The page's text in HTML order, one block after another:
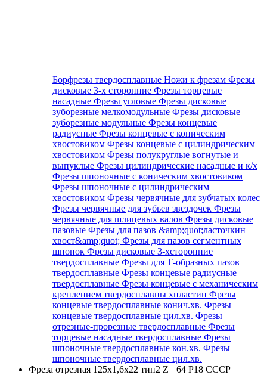
Борфрезы твердосплавные Ножи к фрезам Фрезы
дисковые 3-х сторонние Фрезы торцевые
насадные Фрезы угловые Фрезы дисковые
зуборезные мелкомодульные Фрезы дисковые
зуборезные модульные Фрезы концевые
радиусные Фрезы концевые с коническим
хвостовиком Фрезы концевые с цилиндрическим
хвостовиком Фрезы полукруглые вогнутые и
выпуклые Фрезы цилиндрические насадные и к/х
Фрезы шпоночные с коническим хвостовиком
Фрезы шпоночные с цилиндрическим
хвостовиком Фрезы червячные для зубчатых колес
Фрезы червячные для зубьев звездочек Фрезы
червячные для шлицевых валов Фрезы дисковые
пазовые Фрезы для пазов &amp;quot;ласточкин
хвост&amp;quot; Фрезы для пазов сегментных
шпонок Фрезы дисковые 3-хсторонние
твердосплавные Фрезы для Т-образных пазов
твердосплавные Фрезы концевые радиусные
твердосплавные Фрезы концевые с механическим
креплением твердосплавны хпластин Фрезы
концевые твердосплавные конич.хв. Фрезы
концевые твердосплавные цил.хв. Фрезы
отрезные-прорезные твердосплавные Фрезы
торцевые насадные твердосплавные Фрезы
шпоночные твердосплавные кон.хв. Фрезы
шпоночные твердосплавные цил.хв.
Фреза отрезная 125х1,6х22 тип2 Z= 64 Р18 СССР